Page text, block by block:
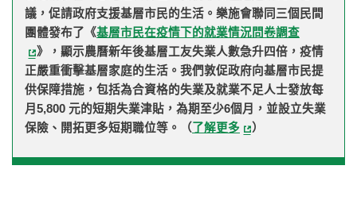
議，促請政府支援基層市民的生活。樂施會聯同三個民間
團體發布了《基層市民在疫情下的就業情況問卷調查
》，顯示農曆新年後基層工友失業人數急升四倍，疫情
正嚴重衝擊基層家庭的生活。我們敦促政府向基層市民提
供保障措施，包括為合資格的失業及就業不足人士發放每
月5,800 元的短期失業津貼，為期至少6個月，並設立失業
保險、開拓更多短期職位等。（ 了解更多 ）